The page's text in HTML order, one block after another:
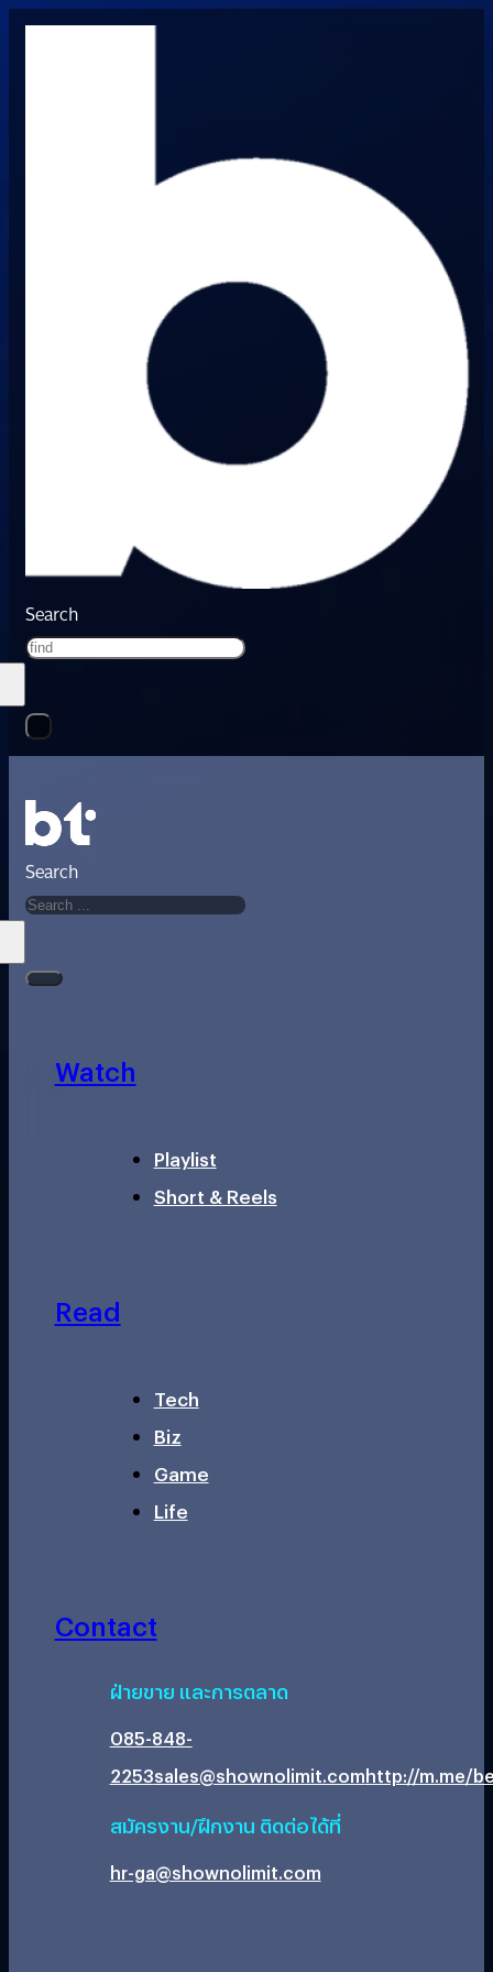
Search
Search
Watch
Playlist
Short & Reels
Read
Tech
Biz
Game
Life
Contact
ฝ่ายขาย และการตลาด
085-848-
2253sales@shownolimit.comhttp://m.me/
สมัครงาน/ฝึกงาน ติดต่อได้ที่
hr-ga@shownolimit.com